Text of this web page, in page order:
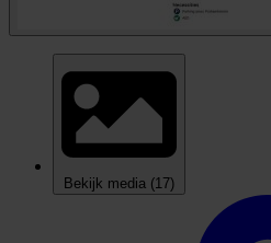
Bekijk media (17)